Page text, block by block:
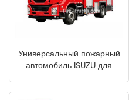
Универсальный пожарный
автомобиль ISUZU для